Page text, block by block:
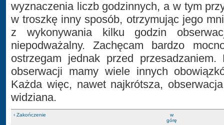
wyznaczenia liczb godzinnych, a w tym
w troszkę inny sposób, otrzymując jego
z wykonywania kilku godzin
niepodważalny. Zachęcam bardzo
ostrzegam jednak przed przesadzaniem.
obserwacji mamy wiele innych
Każda więc, nawet najkrótsza,
widziana.
‹ Zakończenie
w
górę